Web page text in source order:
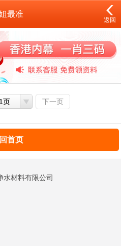
最准
返回
页 下一页
首页
水材料有限公司